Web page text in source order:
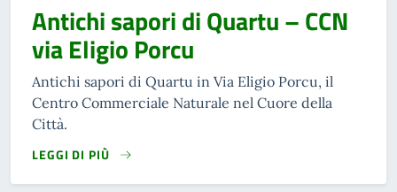
Antichi sapori di Quartu – CCN
via Eligio Porcu
Antichi sapori di Quartu in Via Eligio Porcu, il
Centro Commerciale Naturale nel Cuore della
Città.
LEGGI DI PIÙ